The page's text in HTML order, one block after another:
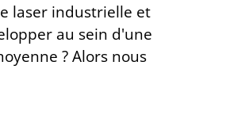
laser industrielle et
au sein d'une
? Alors nous